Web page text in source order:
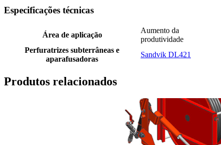
Especificações técnicas
Área de aplicação
Aumento da
produtividade
Perfuratrizes subterrâneas e
aparafusadoras
Sandvik DL421
Produtos relacionados